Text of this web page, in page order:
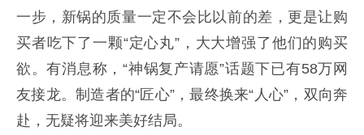
一步，新锅的质量一定不会比以前的差，更是让购
买者吃下了一颗“定心丸”，大大增强了他们的购买
欲。有消息称，“神锅复产请愿”话题下已有58万网
友接龙。制造者的“匠心”，最终换来“人心”，双向奔
赴，无疑将迎来美好结局。